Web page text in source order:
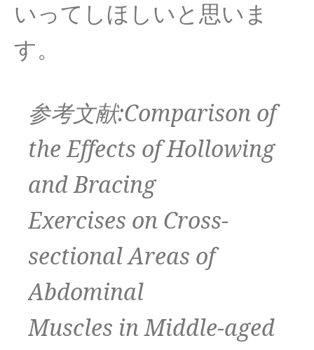
いってしほしいと思いま
す。
参考文献:Comparison of
the Effects of Hollowing
and Bracing
Exercises on Cross-
sectional Areas of
Abdominal
Muscles in Middle-aged